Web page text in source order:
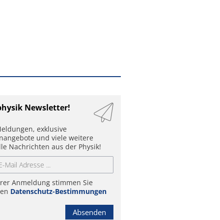
Newsletter!
exklusive
und viele weitere
Nachrichten aus der Physik!
Anmeldung stimmen Sie
Datenschutz-Bestimmungen
Absenden